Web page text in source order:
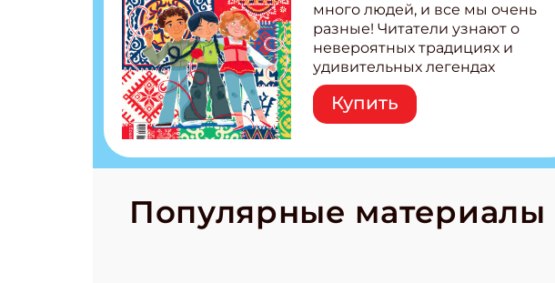
много людей, и все мы очень
разные! Читатели узнают о
невероятных традициях и
удивительных легендах
народов России! Внутри:
Легенды татар, башкир и
бурятов Настольная игра
странные слова Традиционные
космические приключения!
Купить
Популярные материалы